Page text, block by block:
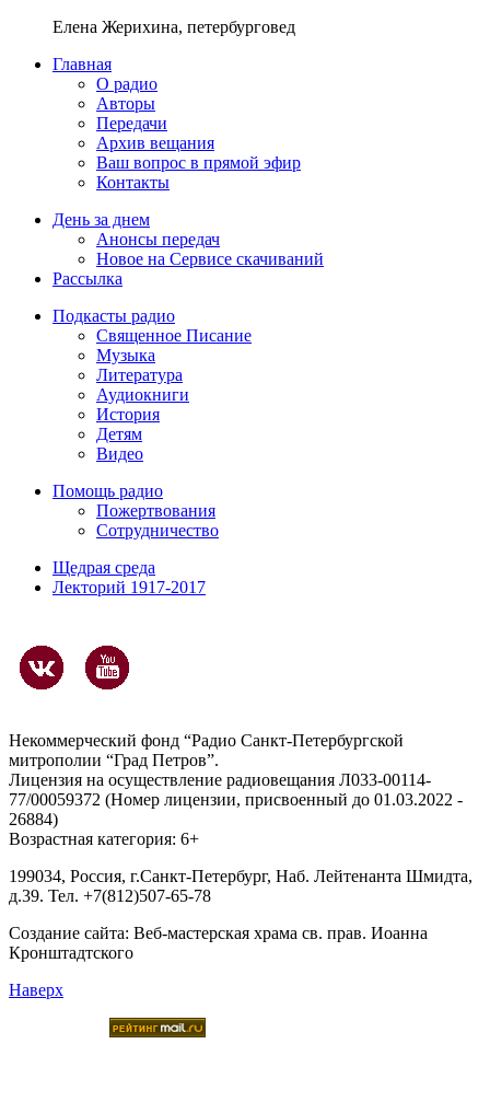
Елена Жерихина, петербурговед
Главная
О радио
Авторы
Передачи
Архив вещания
Ваш вопрос в прямой эфир
Контакты
День за днем
Анонсы передач
Новое на Сервисе скачиваний
Рассылка
Подкасты радио
Священное Писание
Музыка
Литература
Аудиокниги
История
Детям
Видео
Помощь радио
Пожертвования
Сотрудничество
Щедрая среда
Лекторий 1917-2017
Некоммерческий фонд “Радио Санкт-Петербургской
митрополии “Град Петров”.
Лицензия на осуществление радиовещания Л033-00114-
77/00059372 (Номер лицензии, присвоенный до 01.03.2022 -
26884)
Возрастная категория: 6+
199034, Россия, г.Санкт-Петербург, Наб. Лейтенанта Шмидта,
д.39. Тел. +7(812)507-65-78
Создание сайта: Веб-мастерская храма св. прав. Иоанна
Кронштадтского
Наверх